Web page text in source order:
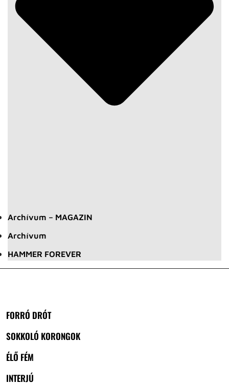
Archívum – MAGAZIN
Archívum
HAMMER FOREVER
FORRÓ DRÓT
SOKKOLÓ KORONGOK
ÉLŐ FÉM
INTERJÚ